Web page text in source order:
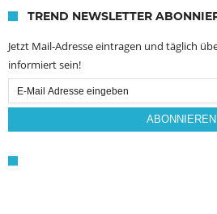
TREND NEWSLETTER
Jetzt Mail-Adresse eintragen und täglich
informiert sein!
Email
Subscription
ABONNIEREN